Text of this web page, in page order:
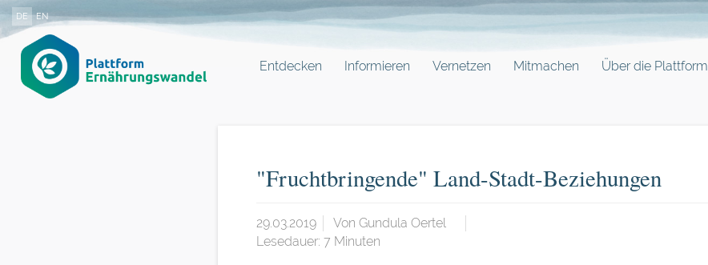
DE EN
Entdecken Informieren Vernetzen Mitmachen Über die Plattform
"Fruchtbringende" Land-Stadt-Beziehungen
29.03.2019 Von Gundula Oertel
Lesedauer: 7 Minuten